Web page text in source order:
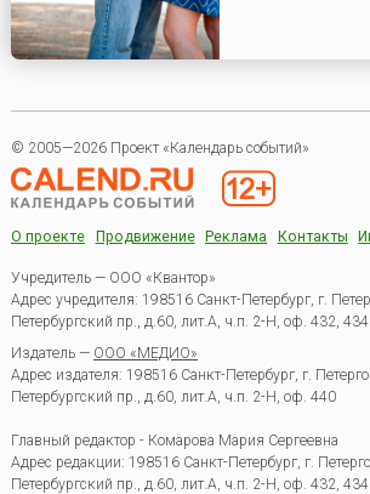
© 2005—2026 Проект «Календарь событий»
О проекте Продвижение Реклама Контакты
Учредитель — ООО «Квантор»
Адрес учредителя: 198516 Санкт-Петербург, г.
Петербургский пр., д.60, лит.А, ч.п. 2-Н, оф. 432, 434
Издатель — ООО «МЕДИО»
Адрес издателя: 198516 Санкт-Петербург, г.
Петербургский пр., д.60, лит.А, ч.п. 2-Н, оф. 440
Главный редактор - Комарова Мария Сергеевна
Адрес редакции: 198516 Санкт-Петербург, г.
Петербургский пр., д.60, лит.А, ч.п. 2-Н, оф. 432, 434